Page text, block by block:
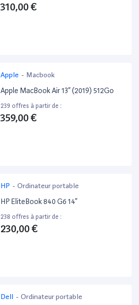
310,00 €
Apple - Macbook
Apple MacBook Air 13” (2019) 512Go
239 offres à partir de :
359,00 €
HP - Ordinateur portable
HP EliteBook 840 G6 14”
238 offres à partir de :
230,00 €
Dell - Ordinateur portable